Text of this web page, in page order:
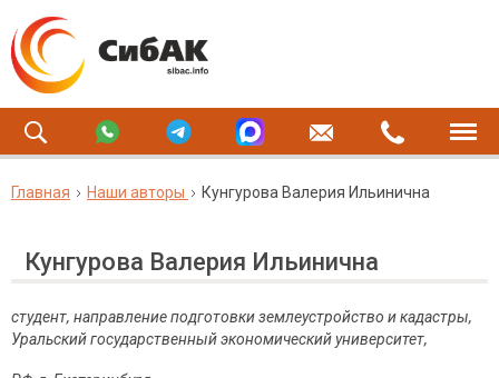
Главная Наши авторы Кунгурова Валерия Ильинична
Кунгурова Валерия Ильинична
студент, направление подготовки землеустройство и кадастры,
Уральский государственный экономический университет,